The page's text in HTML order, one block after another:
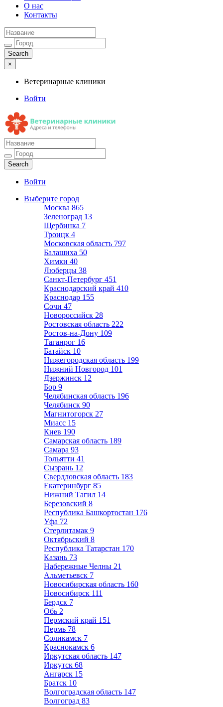
О нас
Контакты
×
Ветеринарные клиники
Войти
Ветеринарные клиники
Адреса и телефоны
Войти
Выберите город
Москва 865
Зеленоград 13
Щербинка 7
Троицк 4
Московская область 797
Балашиха 50
Химки 40
Люберцы 38
Санкт-Петербург 451
Краснодарский край 410
Краснодар 155
Сочи 47
Новороссийск 28
Ростовская область 222
Ростов-на-Дону 109
Таганрог 16
Батайск 10
Нижегородская область 199
Нижний Новгород 101
Дзержинск 12
Бор 9
Челябинская область 196
Челябинск 90
Магнитогорск 27
Миасс 15
Киев 190
Самарская область 189
Самара 93
Тольятти 41
Сызрань 12
Свердловская область 183
Екатеринбург 85
Нижний Тагил 14
Березовский 8
Республика Башкортостан 176
Уфа 72
Стерлитамак 9
Октябрьский 8
Республика Татарстан 170
Казань 73
Набережные Челны 21
Альметьевск 7
Новосибирская область 160
Новосибирск 111
Бердск 7
Обь 2
Пермский край 151
Пермь 78
Соликамск 7
Краснокамск 6
Иркутская область 147
Иркутск 68
Ангарск 15
Братск 10
Волгоградская область 147
Волгоград 83